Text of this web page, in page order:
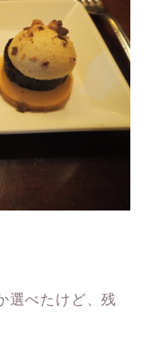
選べたけど、残